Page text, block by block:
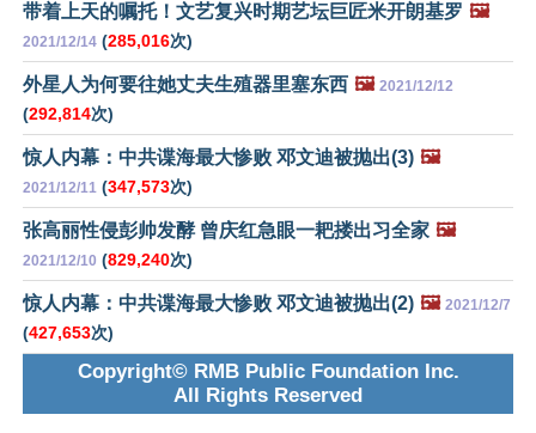
带着上天的嘱托！文艺复兴时期艺坛巨匠米开朗基罗 🖼️
2021/12/14 (285,016次)
外星人为何要往她丈夫生殖器里塞东西 🖼️ 2021/12/12
(292,814次)
惊人内幕：中共谍海最大惨败 邓文迪被抛出(3) 🖼️
2021/12/11 (347,573次)
张高丽性侵彭帅发酵 曾庆红急眼一耙搂出习全家 🖼️
2021/12/10 (829,240次)
惊人内幕：中共谍海最大惨败 邓文迪被抛出(2) 🖼️ 2021/12/7
(427,653次)
Copyright© RMB Public Foundation Inc.
All Rights Reserved